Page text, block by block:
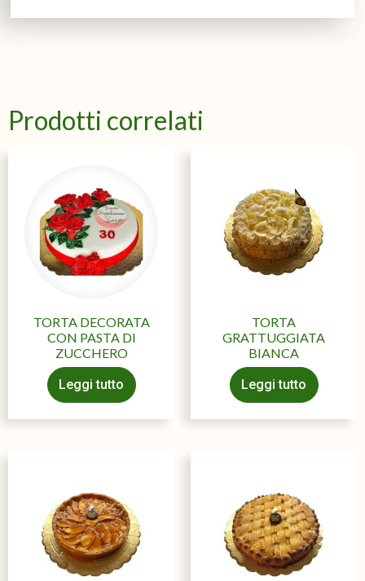
Prodotti correlati
TORTA DECORATA
CON PASTA DI
ZUCCHERO
Leggi tutto
TORTA
GRATTUGGIATA
BIANCA
Leggi tutto